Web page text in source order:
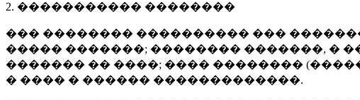
2. ����������� ��������
��� �������� ���������� ���
����� �������; �������� �������, �
������� �� ����; ���� ��������
� ���� � ������ �������������.